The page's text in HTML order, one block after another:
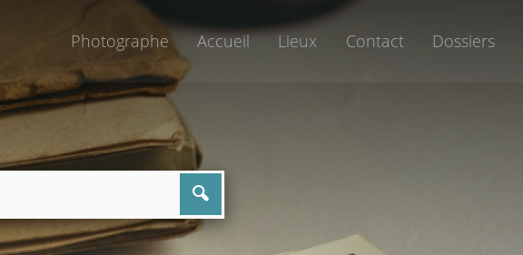
Photographe Accueil Lieux Contact Dossiers